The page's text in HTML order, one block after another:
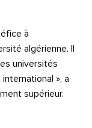
à
algérienne. Il
universités
», a
supérieur.